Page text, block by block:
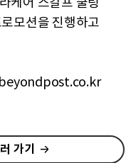
모션을 진행하고
가기